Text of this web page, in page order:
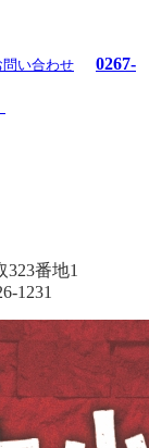
い合わせ
0267-
番地1
1231